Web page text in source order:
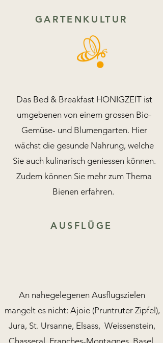
GARTENKULTUR
Das Bed & Breakfast HONIGZEIT ist
umgebenen von einem grossen Bio-
Gemüse- und Blumengarten. Hier
wächst die gesunde Nahrung, welche
Sie auch kulinarisch geniessen können.
Zudem können Sie mehr zum Thema
Bienen erfahren.
AUSFLÜGE
An nahegelegenen Ausflugszielen
mangelt es nicht: Ajoie (Pruntruter Zipfel),
Jura, St. Ursanne, Elsass, Weissenstein,
Chasseral, Franches-Montagnes, Basel,